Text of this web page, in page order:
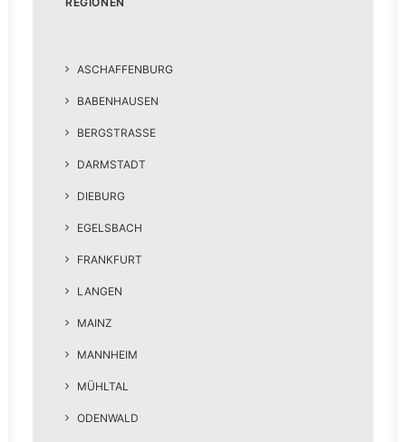
ASCHAFFENBURG
BABENHAUSEN
BERGSTRASSE
DARMSTADT
DIEBURG
EGELSBACH
FRANKFURT
LANGEN
MAINZ
MANNHEIM
MÜHLTAL
ODENWALD